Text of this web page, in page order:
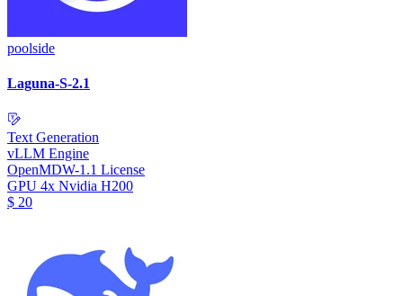
poolside
Laguna-S-2.1
Text Generation
vLLM Engine
OpenMDW-1.1 License
GPU 4x Nvidia H200
$ 20